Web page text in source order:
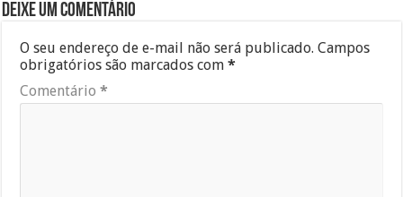
Deixe um comentário
O seu endereço de e-mail não será publicado. Campos
obrigatórios são marcados com*
Comentário*